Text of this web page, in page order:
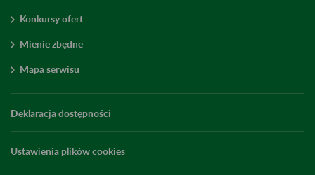
Konkursy ofert
Mienie zbędne
Mapa serwisu
Deklaracja dostępności
Ustawienia plików cookies